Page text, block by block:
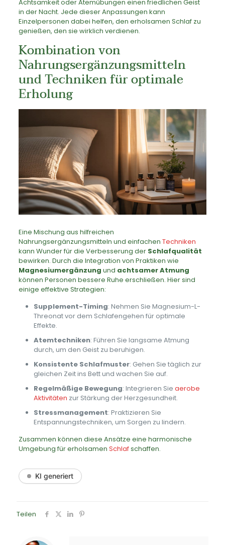
Achtsamkeit oder Atemübungen einen friedlichen Geist
in der Nacht. Jede dieser Anpassungen kann
Einzelpersonen dabei helfen, den erholsamen Schlaf zu
genießen, den sie wirklich verdienen.
Kombination von
Nahrungsergänzungsmitteln
und Techniken für optimale
Erholung
Eine Mischung aus hilfreichen
Nahrungsergänzungsmitteln und einfachen Techniken
kann Wunder für die Verbesserung der Schlafqualität
bewirken. Durch die Integration von Praktiken wie
Magnesiumergänzung und achtsamer Atmung
können Personen bessere Ruhe erschließen. Hier sind
einige effektive Strategien:
Supplement-Timing: Nehmen Sie Magnesium-L-
Threonat vor dem Schlafengehen für optimale
Effekte.
Atemtechniken: Führen Sie langsame Atmung
durch, um den Geist zu beruhigen.
Konsistente Schlafmuster: Gehen Sie täglich zur
gleichen Zeit ins Bett und wachen Sie auf.
Regelmäßige Bewegung: Integrieren Sie aerobe
Aktivitäten zur Stärkung der Herzgesundheit.
Stressmanagement: Praktizieren Sie
Entspannungstechniken, um Sorgen zu lindern.
Zusammen können diese Ansätze eine harmonische
Umgebung für erholsamen Schlafschaffen.
KI generiert
Teilen